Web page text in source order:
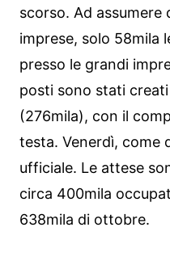
scorso. Ad assumere
imprese, solo 58mila
presso le grandi
posti sono stati
(276mila), con il
testa. Venerdì, come
ufficiale. Le attese
circa 400mila
638mila di ottobre.